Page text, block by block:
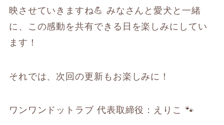
映させていきますね💪 みなさんと愛犬と一緒
に、この感動を共有できる日を楽しみにしてい
ます！
それでは、次回の更新もお楽しみに！
ワンワンドットラブ 代表取締役：えりこ 🐾